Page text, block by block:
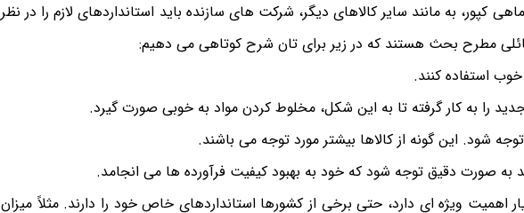
کپور، به مانند سایر کالاهای دیگر، شرکت های سازنده باید استانداردهای لازم را در نظر
مطرح بحث هستند که در زیر برای تان‌ شرح کوتاهی می دهیم:
خوب استفاده کنند.
را به کار گرفته تا به این شکل، مخلوط کردن مواد به خوبی صورت گیرد.
شود. این گونه از کالاها بیشتر مورد توجه می باشند.
به صورت دقیق توجه شود که خود به بهبود کیفیت فرآورده ها می انجامد‌.
اهمیت ویژه ای دارد، حتی برخی از کشورها استانداردهای خاص خود را دارند. مثلاً میزان